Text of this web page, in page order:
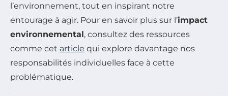
l’environnement, tout en inspirant notre
entourage à agir. Pour en savoir plus sur l’impact
environnemental, consultez des ressources
comme cet article qui explore davantage nos
responsabilités individuelles face à cette
problématique.